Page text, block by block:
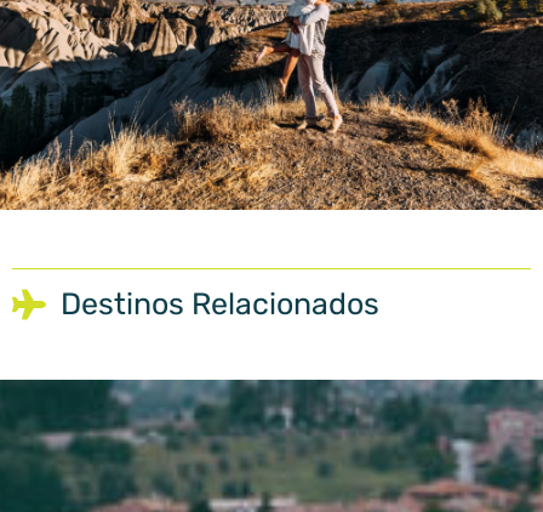
Destinos Relacionados